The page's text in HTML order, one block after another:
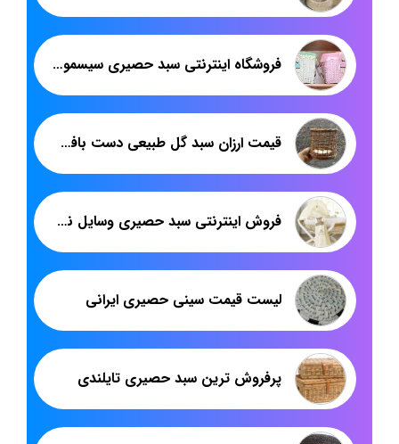
فروشگاه اینترنتی سبد حصیری سیسمونی رنگی
قیمت ارزان سبد گل طبیعی دست بافت هدیکا: زیبایی و کیفیت در دسترس
فروش اینترنتی سبد حصیری وسایل نوزاد عروسکی
لیست قیمت سینی حصیری ایرانی
پرفروش ترین سبد حصیری تایلندی